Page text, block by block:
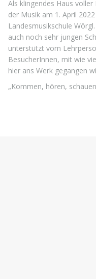
Als klingendes Haus
der Musik am 1. April
Landesmusikschule
auch noch sehr jungen
unterstützt vom
BesucherInnen, mit wie
hier ans Werk gegangen
„Kommen, hören,